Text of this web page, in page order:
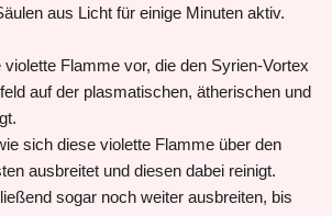
aus Licht für einige Minuten aktiv.
violette Flamme vor, die den Syrien-Vortex
auf der plasmatischen, ätherischen und
sich diese violette Flamme über den
ausbreitet und diesen dabei reinigt.
sogar noch weiter ausbreiten, bis